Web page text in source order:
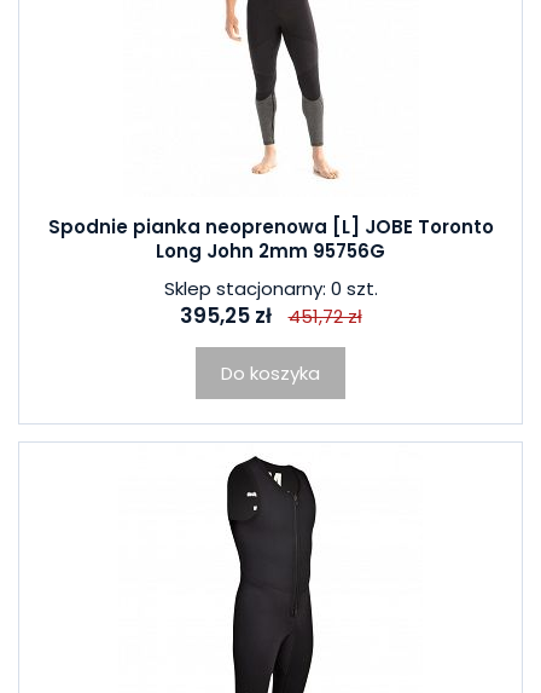
Spodnie pianka neoprenowa [L] JOBE Toronto
Long John 2mm 95756G
Sklep stacjonarny: 0 szt.
395,25 zł 451,72 zł
Do koszyka